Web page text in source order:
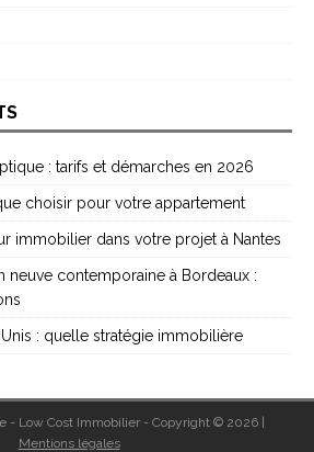
: tarifs et démarches en 2026
choisir pour votre appartement
immobilier dans votre projet à Nantes
neuve contemporaine à Bordeaux :
Unis : quelle stratégie immobilière
- Low Cost Immobilier - Copyright © 2026
Mentions légales